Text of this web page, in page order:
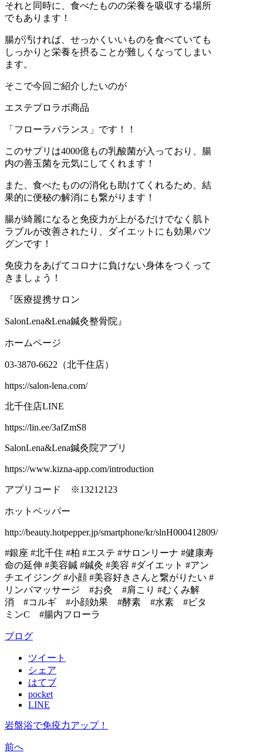
それと同時に、食べたものの栄養を吸収する場所
でもあります！
腸が汚ければ、せっかくいいものを食べていても
しっかりと栄養を摂ることが難しくなってしまい
ます。
そこで今回ご紹介したいのが
エステプロラボ商品
「フローラバランス」です！！
このサプリは4000億もの乳酸菌が入っており、腸
内の善玉菌を元気にしてくれます！
また、食べたものの消化も助けてくれるため、結
果的に便秘の解消にも繋がります！
腸が綺麗になると免疫力が上がるだけでなく肌ト
ラブルが改善されたり、ダイエットにも効果バツ
グンです！
免疫力をあげてコロナに負けない身体をつくって
きましょう！
『医療提携サロン
SalonLena&Lena鍼灸整骨院』
ホームページ
03-3870-6622（北千住店）
https://salon-lena.com/
北千住店LINE
https://lin.ee/3afZmS8
SalonLena&Lena鍼灸院アプリ
https://www.kizna-app.com/introduction
アプリコード ※13212123
ホットペッパー
http://beauty.hotpepper.jp/smartphone/kr/slnH000412809/
#銀座 #北千住 #柏 #エステ #サロンリーナ #健康寿
命の延伸 #美容鍼 #鍼灸 #美容 #ダイエット #アン
チエイジング #小顔 #美容好きさんと繋がりたい #
リンパマッサージ #お灸 #肩こり #むくみ解
消 #コルギ #小顔効果 #酵素 #水素 #ビタ
ミンC #腸内フローラ
ブログ
ツイート
シェア
はてブ
pocket
LINE
岩盤浴で免疫力アップ！
前へ